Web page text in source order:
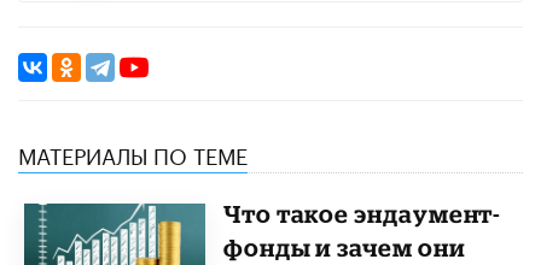
МАТЕРИАЛЫ ПО ТЕМЕ
Что такое эндаумент-
фонды и зачем они